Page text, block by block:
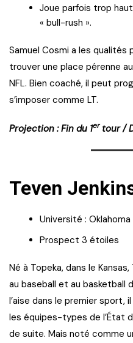
Joue parfois trop
« bull-rush ».
Samuel Cosmi a les qualités
trouver une place pérenne
NFL. Bien coaché, il peut
s’imposer comme LT.
Projection : Fin du 1ertour /
Teven
Université :
Prospect 3 étoiles
Né à Topeka, dans le
au baseball et au basketball
l’aise dans le premier sport,
les équipes-types de l’État
de suite. Mais noté comme